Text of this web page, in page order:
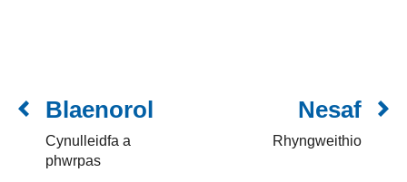
Blaenorol
Cynulleidfa a
phwrpas
Nesaf
Rhyngweithio